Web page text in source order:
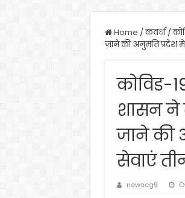
Home /कवर्धा/
जाने की अनुमति प्रदेश मे
कोविड-
शासन ने
जाने की
सेवाएं
newscg9